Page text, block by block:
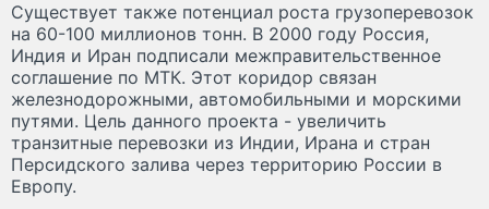
Существует также потенциал роста грузоперевозок
на 60-100 миллионов тонн. В 2000 году Россия,
Индия и Иран подписали межправительственное
соглашение по МТК. Этот коридор связан
железнодорожными, автомобильными и морскими
путями. Цель данного проекта - увеличить
транзитные перевозки из Индии, Ирана и стран
Персидского залива через территорию России в
Европу.